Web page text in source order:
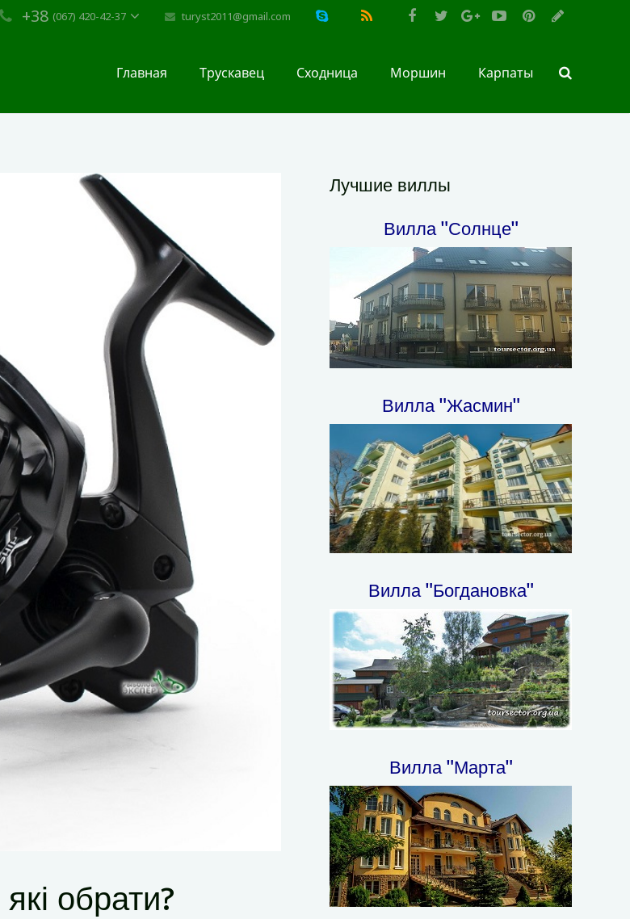
+38 (067) 420-42-37 turyst2011@gmail.com
Главная Трускавец Сходница Моршин Карпаты
обрати?
Лучшие виллы
Вилла "Солнце"
Вилла "Жасмин"
Вилла "Богдановка"
Вилла "Марта"